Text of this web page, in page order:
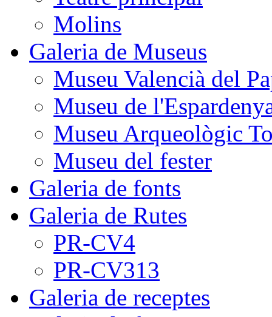
Molins
Galeria de Museus
Museu Valencià del
Museu de
Museu Arqueològic
Museu del fester
Galeria de fonts
Galeria de Rutes
PR-CV4
PR-CV313
Galeria de receptes